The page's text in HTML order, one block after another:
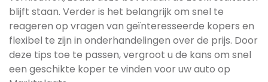
blijft staan. Verder is het belangrijk om snel te
reageren op vragen van geïnteresseerde kopers en
flexibel te zijn in onderhandelingen over de prijs. Door
deze tips toe te passen, vergroot u de kans om snel
een geschikte koper te vinden voor uw auto op